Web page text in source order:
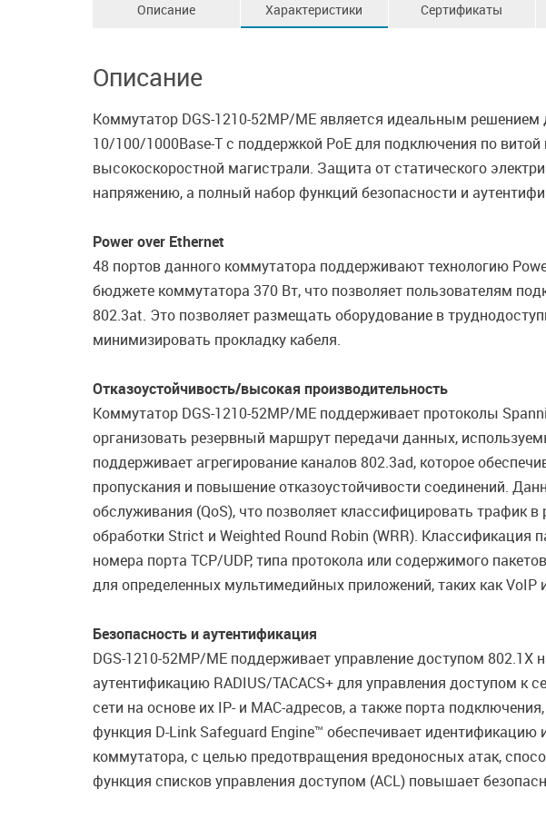
Описание Характеристики Сертификаты
Описание
Коммутатор DGS-1210-52MP/ME является идеальным
10/100/1000Base-T с поддержкой PoE для подключения по
высокоскоростной магистрали. Защита от статического
напряжению, а полный набор функций безопасности и
Power over Ethernet
48 портов данного коммутатора поддерживают технологию
бюджете коммутатора 370 Вт, что позволяет пользователям
802.3at. Это позволяет размещать оборудование в
минимизировать прокладку кабеля.
Отказоустойчивость/высокая производительность
Коммутатор DGS-1210-52MP/ME поддерживает протоколы
организовать резервный маршрут передачи данных,
поддерживает агрегирование каналов 802.3ad, которое
пропускания и повышение отказоустойчивости соединений.
обслуживания (QoS), что позволяет классифицировать трафик
обработки Strict и Weighted Round Robin (WRR). Классификация
номера порта TCP/UDP, типа протокола или содержимого
для определенных мультимедийных приложений, таких как VoIP
Безопасность и аутентификация
DGS-1210-52MP/ME поддерживает управление доступом 802.1X
аутентификацию RADIUS/TACACS+ для управления доступом к
сети на основе их IP- и MAC-адресов, а также порта
функция D-Link Safeguard Engine™ обеспечивает
коммутатора, с целью предотвращения вредоносных атак,
функция списков управления доступом (ACL) повышает